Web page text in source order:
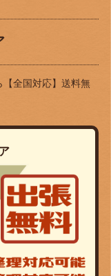
【全国対応】送料無